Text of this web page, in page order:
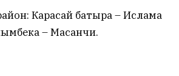
Карасай батыра – Ислама
– Масанчи.